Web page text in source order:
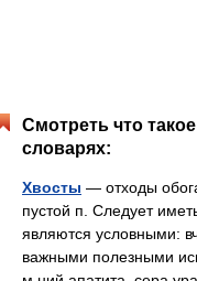
Смотреть что
словарях:
Хвосты — отходы
пустой п. Следует
являются условными:
важными полезными